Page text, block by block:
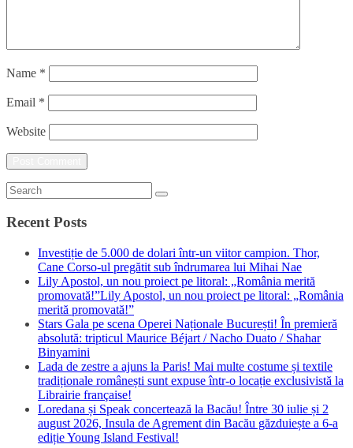
Name *
Email *
Website
Recent Posts
Investiție de 5.000 de dolari într-un viitor campion. Thor,
Cane Corso-ul pregătit sub îndrumarea lui Mihai Nae
Lily Apostol, un nou proiect pe litoral: „România merită
promovată!”Lily Apostol, un nou proiect pe litoral: „România
merită promovată!”
Stars Gala pe scena Operei Naționale București! În premieră
absolută: tripticul Maurice Béjart / Nacho Duato / Shahar
Binyamini
Lada de zestre a ajuns la Paris! Mai multe costume și textile
tradiționale românești sunt expuse într-o locație exclusivistă la
Librairie française!
Loredana și Speak concertează la Bacău! Între 30 iulie și 2
august 2026, Insula de Agrement din Bacău găzduiește a 6-a
ediție Young Island Festival!